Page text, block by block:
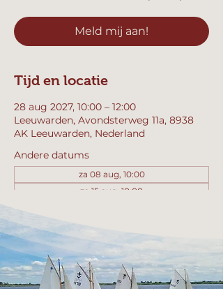
Meld mij aan!
Tijd en locatie
28 aug 2027, 10:00 – 12:00
Leeuwarden, Avondsterweg 11a, 8938
AK Leeuwarden, Nederland
Andere datums
za 08 aug, 10:00
za 15 aug, 10:00
Bekijk alle 358 datums
Meld mij aan!